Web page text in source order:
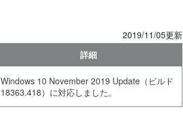
2019/11/05更新
詳細
Windows 10 November 2019 Update（ビルド
18363.418）に対応しました。